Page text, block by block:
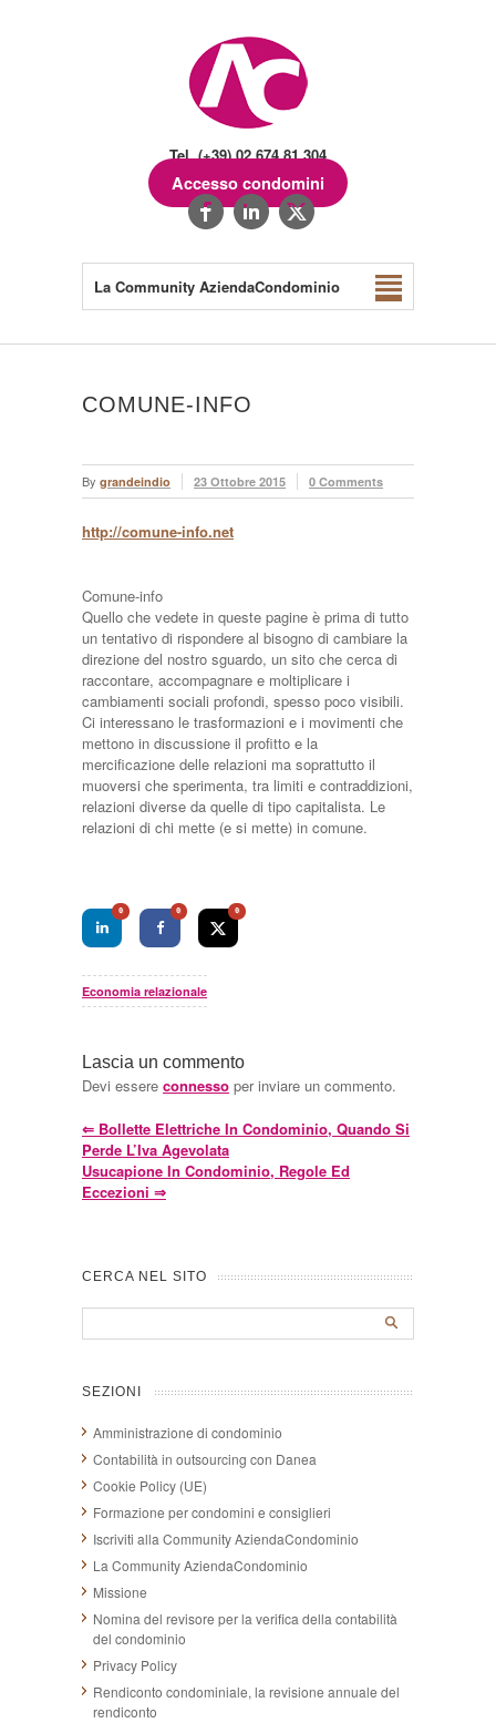
Tel. (+39) 02.674.81.304
Accesso condomini
La Community AziendaCondominio
COMUNE-INFO
By grandeindio 23 Ottobre 2015 0 Comments
http://comune-info.net
Comune-info
Quello che vedete in queste pagine è prima di tutto
un tentativo di rispondere al bisogno di cambiare la
direzione del nostro sguardo, un sito che cerca di
raccontare, accompagnare e moltiplicare i
cambiamenti sociali profondi, spesso poco visibili.
Ci interessano le trasformazioni e i movimenti che
mettono in discussione il profitto e la
mercificazione delle relazioni ma soprattutto il
muoversi che sperimenta, tra limiti e contraddizioni,
relazioni diverse da quelle di tipo capitalista. Le
relazioni di chi mette (e si mette) in comune.
0 0 0
Economia relazionale
Lascia un commento
Devi essere connesso per inviare un commento.
⇐ Bollette Elettriche In Condominio, Quando Si
Perde L’Iva Agevolata
Usucapione In Condominio, Regole Ed
Eccezioni ⇒
CERCA NEL SITO
SEZIONI
Amministrazione di condominio
Contabilità in outsourcing con Danea
Cookie Policy (UE)
Formazione per condomini e consiglieri
Iscriviti alla Community AziendaCondominio
La Community AziendaCondominio
Missione
Nomina del revisore per la verifica della contabilità
del condominio
Privacy Policy
Rendiconto condominiale, la revisione annuale del
rendiconto